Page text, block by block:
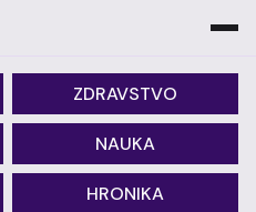
ZDRAVSTVO
NAUKA
HRONIKA